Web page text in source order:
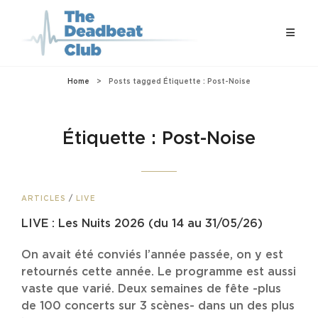
Home > Posts tagged Étiquette : Post-Noise
Étiquette : Post-Noise
CAT
ARTICLES / LIVE
LIVE : Les Nuits 2026 (du 14 au 31/05/26)
On avait été conviés l’année passée, on y est
retournés cette année. Le programme est aussi
vaste que varié. Deux semaines de fête -plus
de 100 concerts sur 3 scènes- dans un des plus